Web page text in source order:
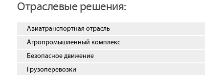
Отраслевые решения:
Авиатранспортная отрасль
Агропромышленный комплекс
Безопасное движение
Грузоперевозки